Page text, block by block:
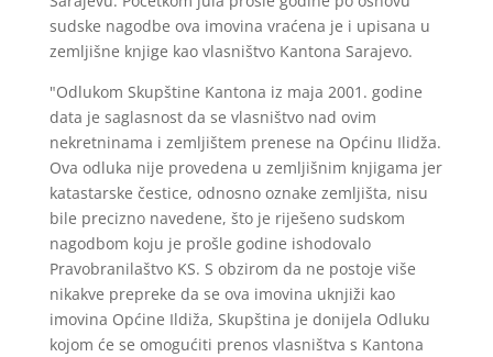
sudske nagodbe ova imovina vraćena je i upisana u
zemljišne knjige kao vlasništvo Kantona Sarajevo.
"Odlukom Skupštine Kantona iz maja 2001. godine
data je saglasnost da se vlasništvo nad ovim
nekretninama i zemljištem prenese na Općinu Ilidža.
Ova odluka nije provedena u zemljišnim knjigama jer
katastarske čestice, odnosno oznake zemljišta, nisu
bile precizno navedene, što je riješeno sudskom
nagodbom koju je prošle godine ishodovalo
Pravobranilaštvo KS. S obzirom da ne postoje više
nikakve prepreke da se ova imovina uknjiži kao
imovina Općine Ildiža, Skupština je donijela Odluku
kojom će se omogućiti prenos vlasništva s Kantona